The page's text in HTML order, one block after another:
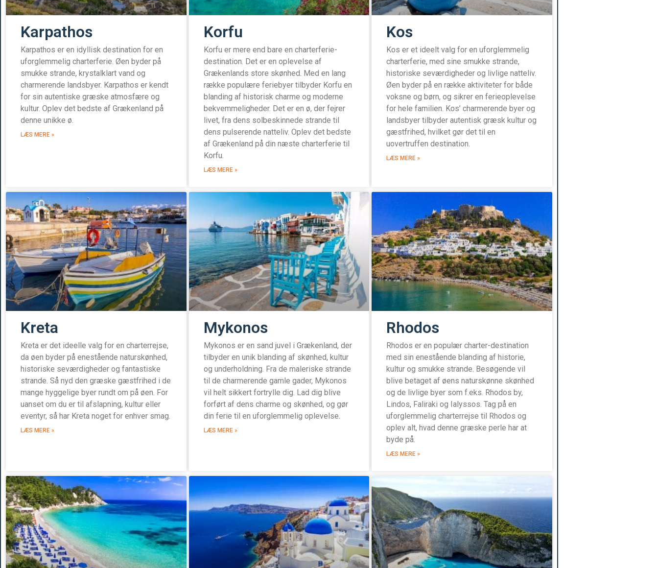
Karpathos
Karpathos er en idyllisk destination for en
uforglemmelig charterferie. Øen byder på
smukke strande, krystalklart vand og
charmerende landsbyer. Karpathos er kendt
for sin autentiske græske atmosfære og
kultur. Oplev det bedste af Grækenland på
denne unikke ø.
LÆS MERE »
Korfu
Korfu er mere end bare en charterferie-
destination. Det er en oplevelse af
Grækenlands store skønhed. Med en lang
række populære feriebyer tilbyder Korfu en
blanding af historisk charme og moderne
bekvemmeligheder. Det er en ø, der fejrer
livet, fra dens solbeskinnede strande til
dens pulserende natteliv. Oplev det bedste
af Grækenland på din næste charterferie til
Korfu.
LÆS MERE »
Kos
Kos er et ideelt valg for en uforglemmelig
charterferie, med sine smukke strande,
historiske seværdigheder og livlige natteliv.
Øen byder på en række aktiviteter for både
voksne og børn, og sikrer en ferieoplevelse
for hele familien. Kos’ charmerende byer og
landsbyer tilbyder autentisk græsk kultur og
gæstfrihed, hvilket gør det til en
uovertruffen destination.
LÆS MERE »
Kreta
Kreta er det ideelle valg for en charterrejse,
da øen byder på enestående naturskønhed,
historiske seværdigheder og fantastiske
strande. Så nyd den græske gæstfrihed i de
mange hyggelige byer rundt om på øen. For
uanset om du er til afslapning, kultur eller
eventyr, så har Kreta noget for enhver smag.
LÆS MERE »
Mykonos
Mykonos er en sand juvel i Grækenland, der
tilbyder en unik blanding af skønhed, kultur
og underholdning. Fra de maleriske strande
til de charmerende gamle gader, Mykonos
vil helt sikkert fortrylle dig. Lad dig blive
forført af dens charme og skønhed, og gør
din ferie til en uforglemmelig oplevelse.
LÆS MERE »
Rhodos
Rhodos er en populær charter-destination
med sin enestående blanding af historie,
kultur og smukke strande. Besøgende vil
blive betaget af øens naturskønne skønhed
og de livlige byer som f.eks. Rhodos by,
Lindos, Faliraki og Ialyssos. Tag på en
uforglemmelig charterrejse til Rhodos og
oplev alt, hvad denne græske perle har at
byde på.
LÆS MERE »